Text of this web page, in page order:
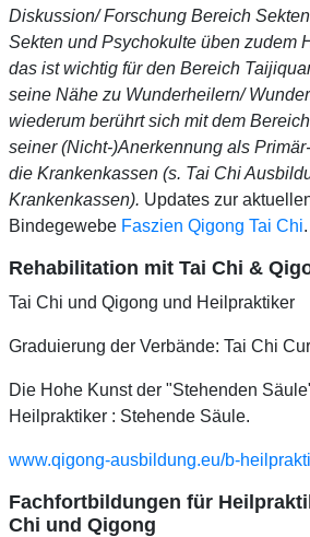
Diskussion/ Forschung Bereich
Sekten und Psychokulte üben zudem
das ist wichtig für den Bereich
seine Nähe zu Wunderheilern/
wiederum berührt sich mit dem
seiner (Nicht-)Anerkennung als
die Krankenkassen (s. Tai Chi
Krankenkassen). Updates zur
Bindegewebe Faszien Qigong Tai Chi.
Rehabilitation mit Tai Chi &
Tai Chi und Qigong und Heilpraktiker
Graduierung der Verbände: Tai Chi
Die Hohe Kunst der "Stehenden
Heilpraktiker : Stehende Säule.
www.qigong-ausbildung.eu/b-
Fachfortbildungen für
Chi und Qigong